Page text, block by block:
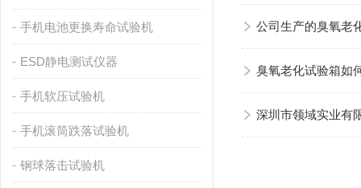
手机电池更换寿命试验机
ESD静电测试仪器
手机软压试验机
手机滚筒跌落试验机
钢球落击试验机
公司生产的臭氧老
臭氧老化试验箱如
深圳市领域实业有